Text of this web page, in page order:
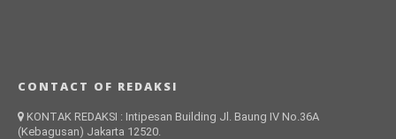
CONTACT OF REDAKSI
KONTAK REDAKSI : Intipesan Building Jl. Baung IV No.36A
(Kebagusan) Jakarta 12520.